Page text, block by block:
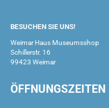
BESUCHEN SIE UNS!
Weimar Haus Museumsshop
Schillerstr. 16
99423 Weimar
ÖFFNUNGSZEITEN